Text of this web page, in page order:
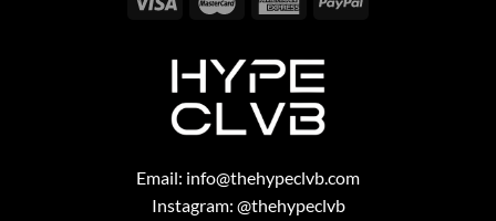
Email: info@thehypeclvb.com
Instagram: @thehypeclvb